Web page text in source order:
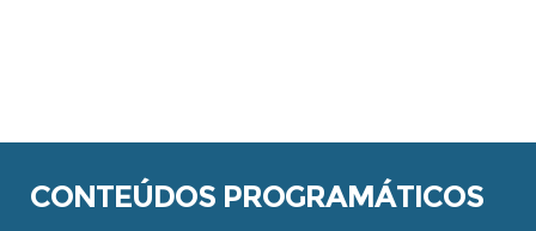
CONTEÚDOS PROGRAMÁTICOS